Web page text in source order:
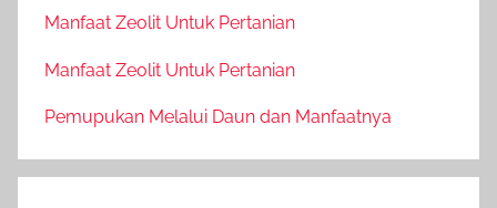
Manfaat Zeolit Untuk Pertanian
Manfaat Zeolit Untuk Pertanian
Pemupukan Melalui Daun dan Manfaatnya